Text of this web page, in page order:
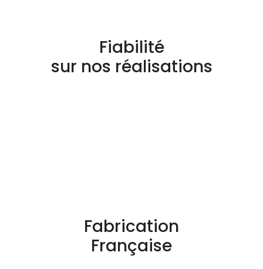
Fiabilité
sur nos réalisations
Fabrication
Française